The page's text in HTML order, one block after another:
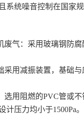
统噪音控制在国家规
气：采用玻璃钢防腐
用减振装置，基础与
用阻燃的PVC管或
压力均小于1500Pa。